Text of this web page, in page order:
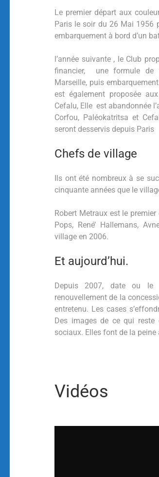
Le premier départ aux
Paris le soir du 26 Mai 1956
embarquement à bord d’un
l’année suivante , le Club
financier, une formule de
Marseille, puis
est également proposée
Cefalu, Elle est abandonnée
Corfou, Paléokatritsa et
seront desservis depuis Paris
Chefs de village
Ils ont été nombreux à se
cinquante années que le
Robert Metraux est le
Pops, René’ Hallemans,
village en 2006.
Et aujourd’hui.
Depuis 2007, date ou
renouvellement de la
entretenu. Les cases
Des images de ce qui
sociaux. Elles font de la peine
Vidéos